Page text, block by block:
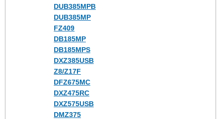
DUB385MPB
DUB385MP
FZ409
DB185MP
DB185MPS
DXZ385USB
Z8/Z17F
DFZ675MC
DXZ475RC
DXZ575USB
DMZ375